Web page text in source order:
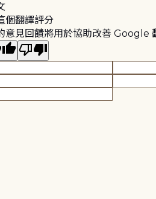
個翻譯評分
意見回饋將用於協助改善 Google